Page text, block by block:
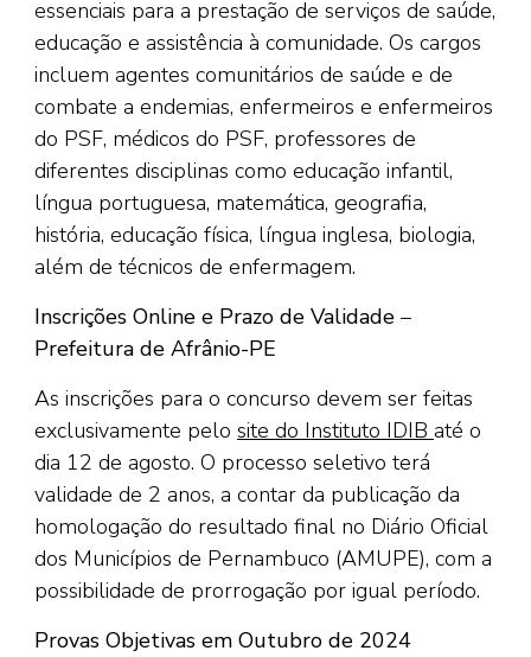
essenciais para a prestação de serviços de saúde,
educação e assistência à comunidade. Os cargos
incluem agentes comunitários de saúde e de
combate a endemias, enfermeiros e enfermeiros
do PSF, médicos do PSF, professores de
diferentes disciplinas como educação infantil,
língua portuguesa, matemática, geografia,
história, educação física, língua inglesa, biologia,
além de técnicos de enfermagem.
Inscrições Online e Prazo de Validade –
Prefeitura de Afrânio-PE
As inscrições para o concurso devem ser feitas
exclusivamente pelo site do Instituto IDIB até o
dia 12 de agosto. O processo seletivo terá
validade de 2 anos, a contar da publicação da
homologação do resultado final no Diário Oficial
dos Municípios de Pernambuco (AMUPE), com a
possibilidade de prorrogação por igual período.
Provas Objetivas em Outubro de 2024